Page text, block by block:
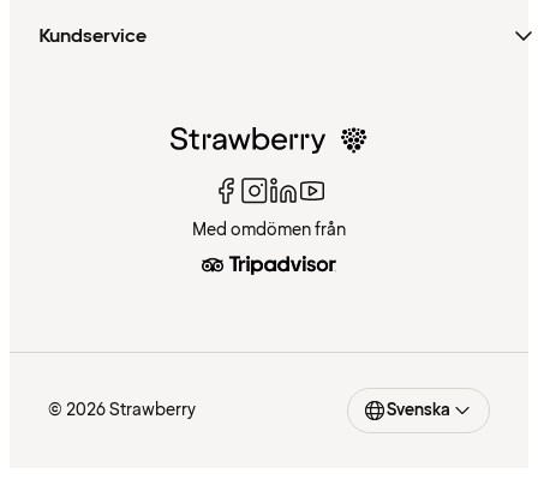
Kundservice
Med omdömen från
© 2026 Strawberry Svenska